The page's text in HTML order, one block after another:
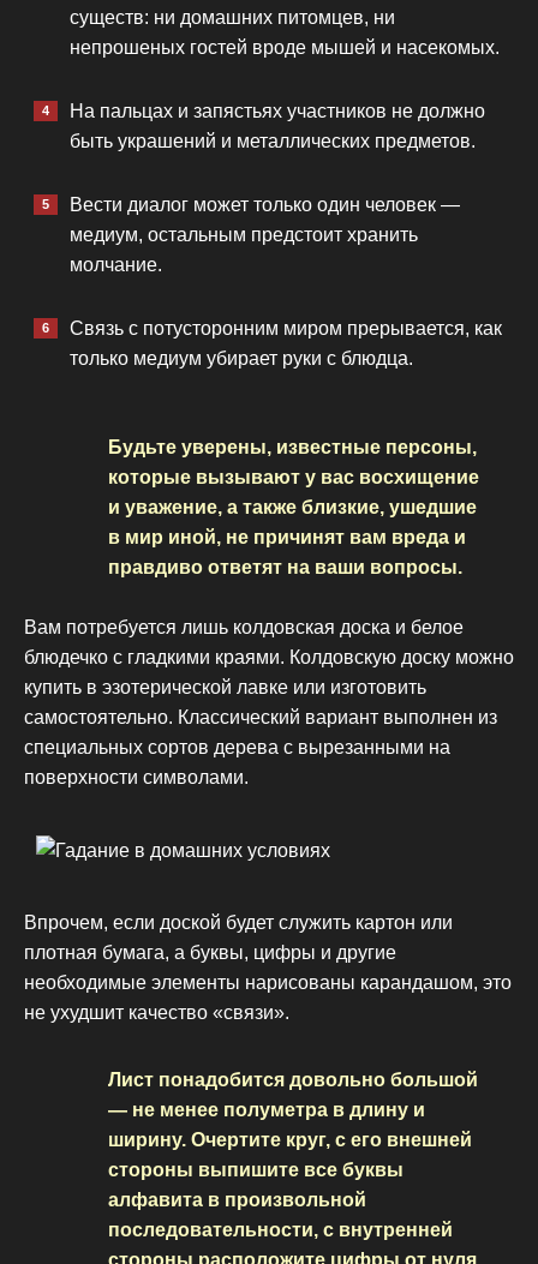
существ: ни домашних питомцев, ни
непрошеных гостей вроде мышей и насекомых.
На пальцах и запястьях участников не должно
быть украшений и металлических предметов.
Вести диалог может только один человек —
медиум, остальным предстоит хранить
молчание.
Связь с потусторонним миром прерывается, как
только медиум убирает руки с блюдца.
Будьте уверены, известные персоны,
которые вызывают у вас восхищение
и уважение, а также близкие, ушедшие
в мир иной, не причинят вам вреда и
правдиво ответят на ваши вопросы.
Вам потребуется лишь колдовская доска и белое
блюдечко с гладкими краями. Колдовскую доску можно
купить в эзотерической лавке или изготовить
самостоятельно. Классический вариант выполнен из
специальных сортов дерева с вырезанными на
поверхности символами.
Впрочем, если доской будет служить картон или
плотная бумага, а буквы, цифры и другие
необходимые элементы нарисованы карандашом, это
не ухудшит качество «связи».
Лист понадобится довольно большой
— не менее полуметра в длину и
ширину. Очертите круг, с его внешней
стороны выпишите все буквы
алфавита в произвольной
последовательности, с внутренней
стороны расположите цифры от нуля